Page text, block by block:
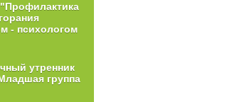
- психологом
утренник
группа